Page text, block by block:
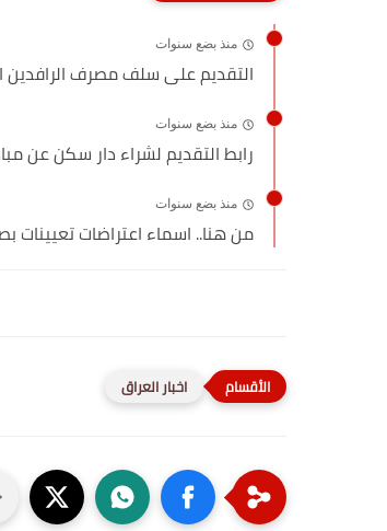
منذ بضع سنوات
التقديم على سلف مصرف الرافدين
منذ بضع سنوات
رابط التقديم لشراء دار سكن عن
منذ بضع سنوات
من هنا.. اسماء اعتراضات
اخبار العراق